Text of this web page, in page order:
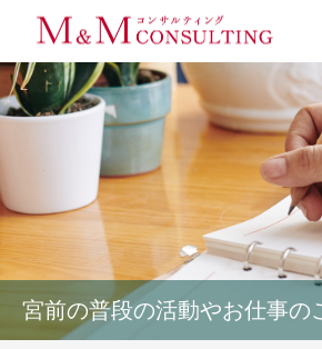
宮前の普段の活動やお仕事の
プロフィール
サービス
お客様の声
実績